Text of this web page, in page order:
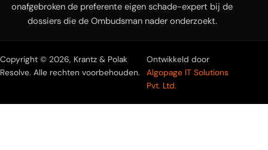
onafgebroken de preferente eigen schade-expert bij de
dossiers die de Ombudsman nader onderzoekt.
Copyright © 2026, Krantz & Polak
Resolve. Alle rechten voorbehouden.
Ontwikkeld door
Algopage IT Solutions
Pvt. Ltd.